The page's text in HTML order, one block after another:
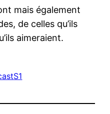
mais également
de celles qu’ils
aimeraient.
S1